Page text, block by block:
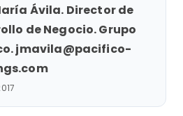
Ávila. Director de
de Negocio. Grupo
jmavila@pacifico-